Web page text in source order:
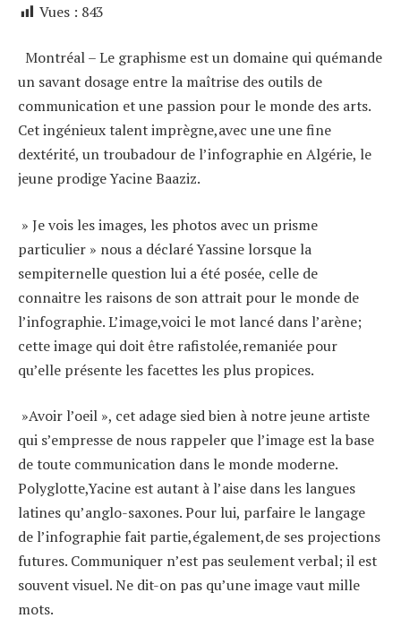
Vues : 843
Montréal – Le graphisme est un domaine qui quémande
un savant dosage entre la maîtrise des outils de
communication et une passion pour le monde des arts.
Cet ingénieux talent imprègne,avec une une fine
dextérité, un troubadour de l’infographie en Algérie, le
jeune prodige Yacine Baaziz.
» Je vois les images, les photos avec un prisme
particulier » nous a déclaré Yassine lorsque la
sempiternelle question lui a été posée, celle de
connaitre les raisons de son attrait pour le monde de
l’infographie. L’image,voici le mot lancé dans l’arène;
cette image qui doit être rafistolée,remaniée pour
qu’elle présente les facettes les plus propices.
»Avoir l’oeil », cet adage sied bien à notre jeune artiste
qui s’empresse de nous rappeler que l’image est la base
de toute communication dans le monde moderne.
Polyglotte,Yacine est autant à l’aise dans les langues
latines qu’anglo-saxones. Pour lui, parfaire le langage
de l’infographie fait partie,également,de ses projections
futures. Communiquer n’est pas seulement verbal; il est
souvent visuel. Ne dit-on pas qu’une image vaut mille
mots.